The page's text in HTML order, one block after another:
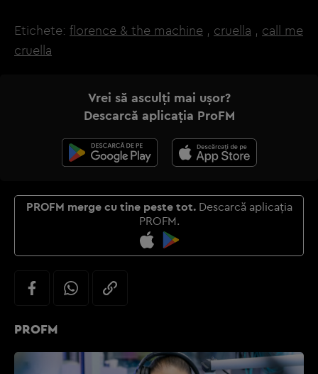
Etichete: florence & the machine , cruella , call me
cruella
Vrei să asculți mai ușor?
Descarcă aplicația ProFM
PROFM merge cu tine peste tot.Descarcă aplicația
PROFM.
PROFM